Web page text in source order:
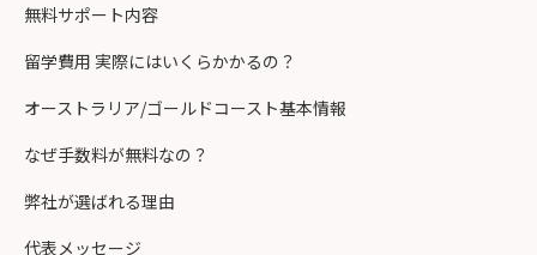
無料サポート内容
留学費用 実際にはいくらかかるの？
オーストラリア/ゴールドコースト基本情報
なぜ手数料が無料なの？
弊社が選ばれる理由
代表メッセージ